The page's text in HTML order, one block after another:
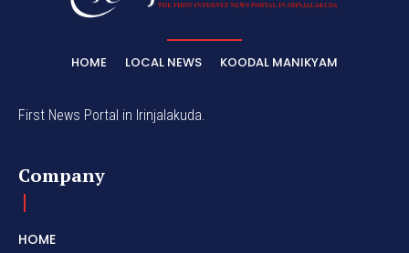
HOME LOCAL NEWS KOODAL MANIKYAM
First News Portal in Irinjalakuda.
Company
HOME